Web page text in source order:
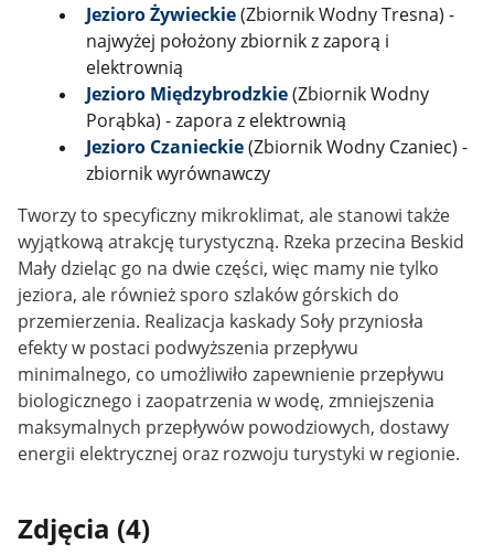
Jezioro Żywieckie(Zbiornik Wodny Tresna) -
najwyżej położony zbiornik z zaporą i
elektrownią
Jezioro Międzybrodzkie(Zbiornik Wodny
Porąbka) - zapora z elektrownią
Jezioro Czanieckie(Zbiornik Wodny Czaniec) -
zbiornik wyrównawczy
Tworzy to specyficzny mikroklimat, ale stanowi także
wyjątkową atrakcję turystyczną. Rzeka przecina Beskid
Mały dzieląc go na dwie części, więc mamy nie tylko
jeziora, ale również sporo szlaków górskich do
przemierzenia. Realizacja kaskady Soły przyniosła
efekty w postaci podwyższenia przepływu
minimalnego, co umożliwiło zapewnienie przepływu
biologicznego i zaopatrzenia w wodę, zmniejszenia
maksymalnych przepływów powodziowych, dostawy
energii elektrycznej oraz rozwoju turystyki w regionie.
Zdjęcia (4)